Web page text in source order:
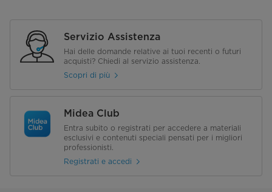
Servizio Assistenza
Hai delle domande relative ai tuoi recenti o futuri
acquisti? Chiedi al servizio assistenza.
Scopri di più
Midea Club
Entra subito o registrati per accedere a materiali
esclusivi e contenuti speciali pensati per i migliori
professionisti.
Registrati e accedi